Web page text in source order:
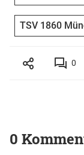
TSV 1860
0
0